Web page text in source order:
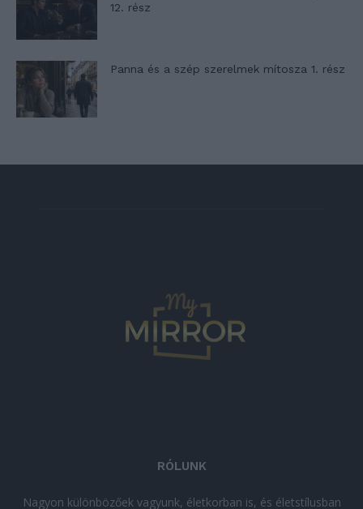
12. rész
Panna és a szép szerelmek mítosza 1. rész
RÓLUNK
Nagyon különbözőek vagyunk, életkorban is, és életstílusban